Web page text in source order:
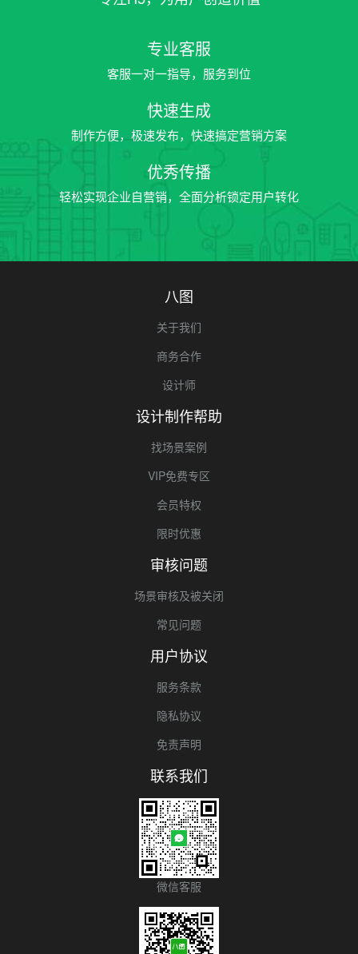
专业客服
客服一对一指导，服务到位
快速生成
制作方便，极速发布，快速搞定营销方案
优秀传播
轻松实现企业自营销，全面分析锁定用户转化
八图
关于我们
商务合作
设计师
设计制作帮助
找场景案例
VIP免费专区
会员特权
限时优惠
审核问题
场景审核及被关闭
常见问题
用户协议
服务条款
隐私协议
免责声明
联系我们
微信客服